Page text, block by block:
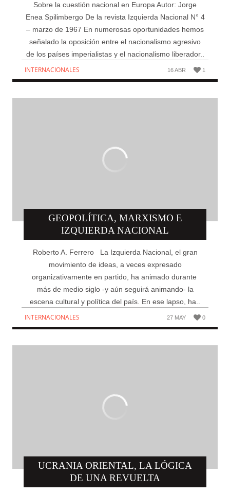
Sobre la cuestión nacional en Europa Autor: Jorge
Enea Spilimbergo De la revista Izquierda Nacional N° 4
– marzo de 1967 En numerosas oportunidades hemos
señalado la oposición entre el nacionalismo agresivo
de los países imperialistas y el nacionalismo liberador..
INTERNACIONALES 16 ABR 1
GEOPOLÍTICA, MARXISMO E
IZQUIERDA NACIONAL
Roberto A. Ferrero La Izquierda Nacional, el gran
movimiento de ideas, a veces expresado
organizativamente en partido, ha animado durante
más de medio siglo -y aún seguirá animando- la
escena cultural y política del país. En ese lapso, ha..
INTERNACIONALES 27 MAY 0
UCRANIA ORIENTAL, LA LÓGICA
DE UNA REVUELTA